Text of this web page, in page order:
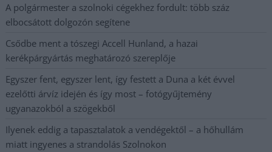
A polgármester a szolnoki cégekhez fordult: több száz
elbocsátott dolgozón segítene
Csődbe ment a tószegi Accell Hunland, a hazai
kerékpárgyártás meghatározó szereplője
Egyszer fent, egyszer lent, így festett a Duna a két évvel
ezelőtti árvíz idején és így most – fotógyűjtemény
ugyanazokból a szögekből
Ilyenek eddig a tapasztalatok a vendégektől – a hőhullám
miatt ingyenes a strandolás Szolnokon